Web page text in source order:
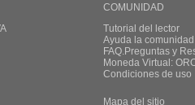
COMUNIDAD
Tutorial del lector
Ayuda la
FAQ.Preguntas y
Moneda Virtual:
Condiciones de uso
Mapa del sitio